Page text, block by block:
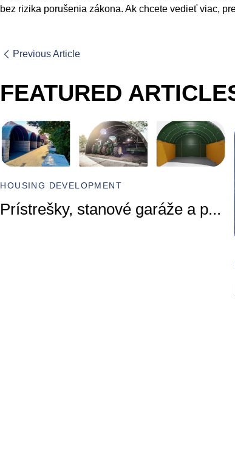
bez rizika porušenia zákona. Ak chcete vedieť viac,
Previous Article
FEATURED
HOUSING DEVELOPMENT
Prístrešky, stanové garáže a p...